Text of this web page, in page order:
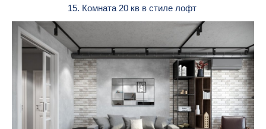
15. Комната 20 кв в стиле лофт